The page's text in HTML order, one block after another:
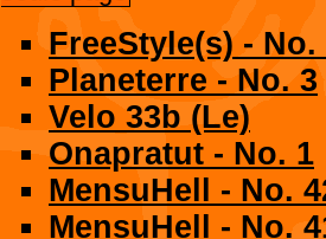
FreeStyle(s) - No.
Planeterre - No. 3
Velo 33b (Le)
Onapratut - No. 1
MensuHell - No.
MensuHell - No.